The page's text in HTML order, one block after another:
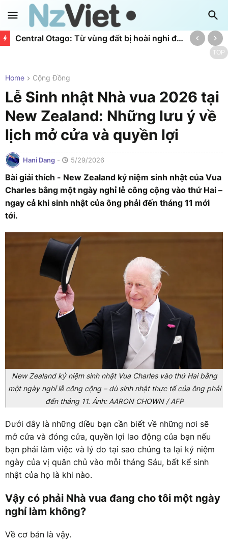
Central Otago: Từ vùng đất bị hoài nghi đến đế chế rượu vang Pinot Noir vang danh thế giới
TOP
Home Cộng Đồng
Lễ Sinh nhật Nhà vua 2026 tại
New Zealand: Những lưu ý về
lịch mở cửa và quyền lợi
Hani Dang - 5/29/2026
Bài giải thích - New Zealand kỷ niệm sinh nhật của Vua
Charles bằng một ngày nghỉ lễ công cộng vào thứ Hai –
ngay cả khi sinh nhật của ông phải đến tháng 11 mới
tới.
New Zealand kỷ niệm sinh nhật Vua Charles vào thứ Hai bằng
một ngày nghỉ lễ công cộng – dù sinh nhật thực tế của ông phải
đến tháng 11. Ảnh: AARON CHOWN / AFP
Dưới đây là những điều bạn cần biết về những nơi sẽ
mở cửa và đóng cửa, quyền lợi lao động của bạn nếu
bạn phải làm việc và lý do tại sao chúng ta lại kỷ niệm
ngày của vị quân chủ vào mỗi tháng Sáu, bất kể sinh
nhật của họ là khi nào.
Vậy có phải Nhà vua đang cho tôi một ngày
nghỉ làm không?
Về cơ bản là vậy.